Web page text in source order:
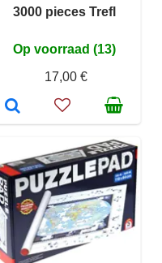
3000 pieces Trefl
Op voorraad (13)
17,00 €